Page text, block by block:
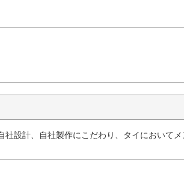
設計、自社製作にこだわり、タイにおいて